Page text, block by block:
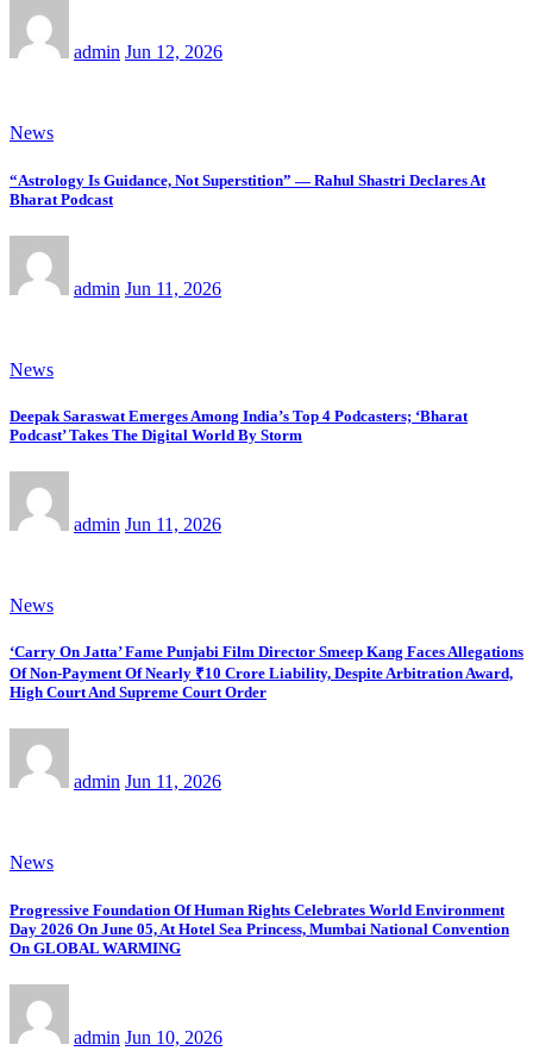
admin Jun 12, 2026
News
“Astrology Is Guidance, Not Superstition” — Rahul Shastri Declares At
Bharat Podcast
admin Jun 11, 2026
News
Deepak Saraswat Emerges Among India’s Top 4 Podcasters; ‘Bharat
Podcast’ Takes The Digital World By Storm
admin Jun 11, 2026
News
‘Carry On Jatta’ Fame Punjabi Film Director Smeep Kang Faces Allegations
Of Non-Payment Of Nearly ₹10 Crore Liability, Despite Arbitration Award,
High Court And Supreme Court Order
admin Jun 11, 2026
News
Progressive Foundation Of Human Rights Celebrates World Environment
Day 2026 On June 05, At Hotel Sea Princess, Mumbai National Convention
On GLOBAL WARMING
admin Jun 10, 2026